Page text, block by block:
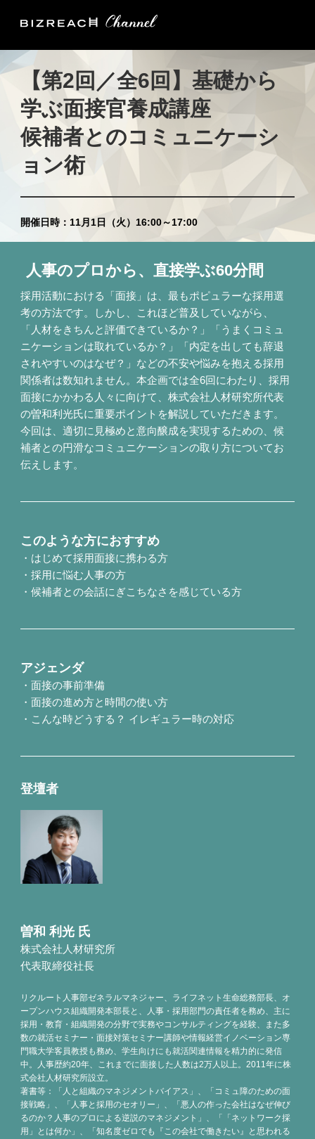
【第2回／全6回】基礎から
学ぶ面接官養成講座
候補者とのコミュニケーシ
ョン術
開催日時：11月1日（火）16:00～17:00
人事のプロから、直接学ぶ60分間
採用活動における「面接」は、最もポピュラーな採用選
考の方法です。しかし、これほど普及していながら、
「人材をきちんと評価できているか？」「うまくコミュ
ニケーションは取れているか？」「内定を出しても辞退
されやすいのはなぜ？」などの不安や悩みを抱える採用
関係者は数知れません。本企画では全6回にわたり、採用
面接にかかわる人々に向けて、株式会社人材研究所代表
の曽和利光氏に重要ポイントを解説していただきます。
今回は、適切に見極めと意向醸成を実現するための、候
補者との円滑なコミュニケーションの取り方についてお
伝えします。
このような方におすすめ
・はじめて採用面接に携わる方
・採用に悩む人事の方
・候補者との会話にぎこちなさを感じている方
アジェンダ
・面接の事前準備
・面接の進め方と時間の使い方
・こんな時どうする？ イレギュラー時の対応
登壇者
曽和 利光 氏
株式会社人材研究所
代表取締役社長
リクルート人事部ゼネラルマネジャー、ライフネット生命総務部長、オ
ープンハウス組織開発本部長と、人事・採用部門の責任者を務め、主に
採用・教育・組織開発の分野で実務やコンサルティングを経験、また多
数の就活セミナー・面接対策セミナー講師や情報経営イノベーション専
門職大学客員教授も務め、学生向けにも就活関連情報を精力的に発信
中。人事歴約20年、これまでに面接した人数は2万人以上。2011年に株
式会社人材研究所設立。
著書等：「人と組織のマネジメントバイアス」、「コミュ障のための面
接戦略」、「人事と採用のセオリー」、「悪人の作った会社はなぜ伸び
るのか？人事のプロによる逆説のマネジメント」、「「ネットワーク採
用」とは何か」、「知名度ゼロでも『この会社で働きたい』と思われる